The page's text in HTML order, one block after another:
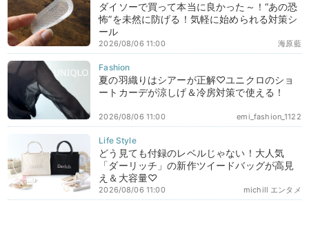
ダイソーで買って本当に良かった～！“あの恐
怖”を未然に防げる！気軽に始められる対策シ
ール
海原藍
2026/08/06 11:00
夏の羽織りはシアーが正解♡ユニクロのショ
ートカーデが涼しげ＆冷房対策で使える！
emi_fashion_1122
2026/08/06 11:00
どう見ても付録のレベルじゃない！大人気
「ダーリッチ」の新作ツイードバッグが高見
え＆大容量♡
michill エンタメ
2026/08/06 11:00